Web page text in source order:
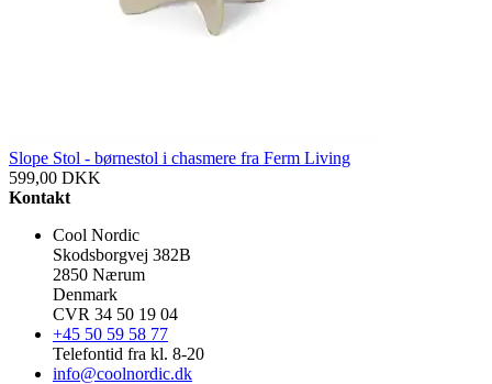
Slope Stol - børnestol i chasmere fra Ferm Living
599,00 DKK
Kontakt
Cool Nordic
Skodsborgvej 382B
2850 Nærum
Denmark
CVR 34 50 19 04
+45 50 59 58 77
Telefontid fra kl. 8-20
info@coolnordic.dk